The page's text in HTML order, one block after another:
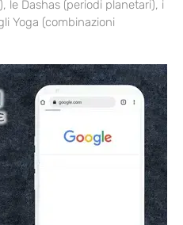
le Dashas (periodi planetari), i
Yoga (combinazioni